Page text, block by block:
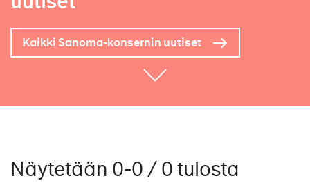
Kaikki Sanoma-konsernin uutiset
Näytetään 0-0 / 0 tulosta